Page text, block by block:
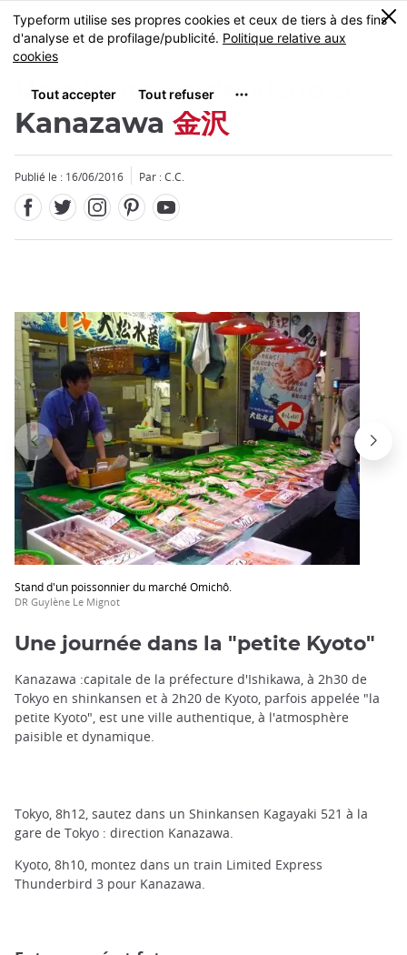
Skip
to
main
MENU
0
Une journée de visite à
Kanazawa 金沢
Publié le : 16/06/2016 Par : C.C.
Stand d'un poissonnier du marché Omichô.
DR Guylène Le Mignot
Fermer
Une journée dans la "petite Kyoto"
Kanazawa :capitale de la préfecture d'Ishikawa, à 2h30 de
Tokyo en shinkansen et à 2h20 de Kyoto, parfois appelée "la
petite Kyoto", est une ville authentique, à l'atmosphère
paisible et dynamique.
Tokyo, 8h12, sautez dans un Shinkansen Kagayaki 521 à la
gare de Tokyo : direction Kanazawa.
Kyoto, 8h10, montez dans un train Limited Express
Thunderbird 3 pour Kanazawa.